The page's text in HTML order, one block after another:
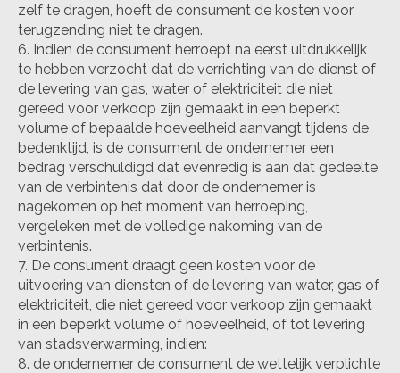
zelf te dragen, hoeft de consument de kosten voor
terugzending niet te dragen.
Indien de consument herroept na eerst uitdrukkelijk
te hebben verzocht dat de verrichting van de dienst of
de levering van gas, water of elektriciteit die niet
gereed voor verkoop zijn gemaakt in een beperkt
volume of bepaalde hoeveelheid aanvangt tijdens de
bedenktijd, is de consument de ondernemer een
bedrag verschuldigd dat evenredig is aan dat gedeelte
van de verbintenis dat door de ondernemer is
nagekomen op het moment van herroeping,
vergeleken met de volledige nakoming van de
verbintenis.
De consument draagt geen kosten voor de
uitvoering van diensten of de levering van water, gas of
elektriciteit, die niet gereed voor verkoop zijn gemaakt
in een beperkt volume of hoeveelheid, of tot levering
van stadsverwarming, indien:
de ondernemer de consument de wettelijk verplichte